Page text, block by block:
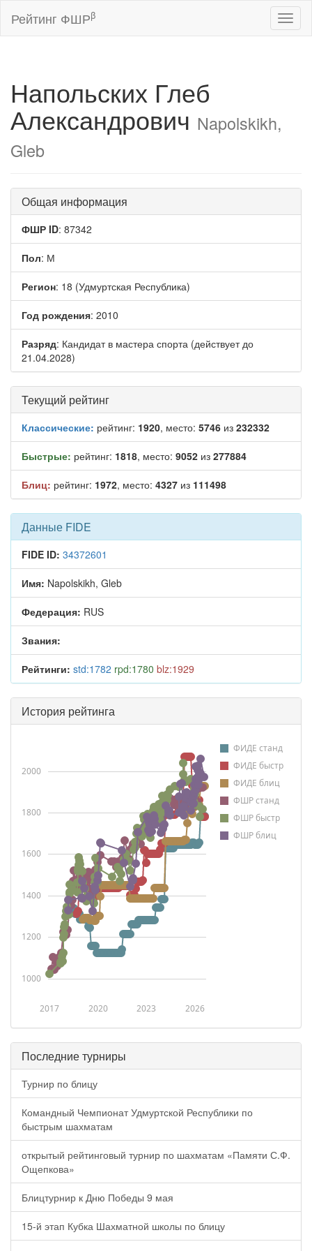
Рейтинг ФШРβ
Напольских Глеб
Александрович Napolskikh,
Gleb
Общая информация
ФШР ID: 87342
Пол: М
Регион: 18 (Удмуртская Республика)
Год рождения: 2010
Разряд: Кандидат в мастера спорта (действует до
21.04.2028)
Текущий рейтинг
Классические: рейтинг: 1920, место: 5746 из 232332
Быстрые: рейтинг: 1818, место: 9052 из 277884
Блиц: рейтинг: 1972, место: 4327 из 111498
Данные FIDE
FIDE ID: 34372601
Имя: Napolskikh, Gleb
Федерация: RUS
Звания:
Рейтинги: std:1782 rpd:1780 blz:1929
История рейтинга
ФИДЕ станд
ФИДЕ быстр
ФИДЕ блиц
ФШР станд
ФШР быстр
ФШР блиц
2017 2020 2023 2026
1000
1200
1400
1600
1800
2000
Последние турниры
Турнир по блицу
Командный Чемпионат Удмуртской Республики по
быстрым шахматам
открытый рейтинговый турнир по шахматам «Памяти С.Ф.
Ощепкова»
Блицтурнир к Дню Победы 9 мая
15-й этап Кубка Шахматной школы по блицу